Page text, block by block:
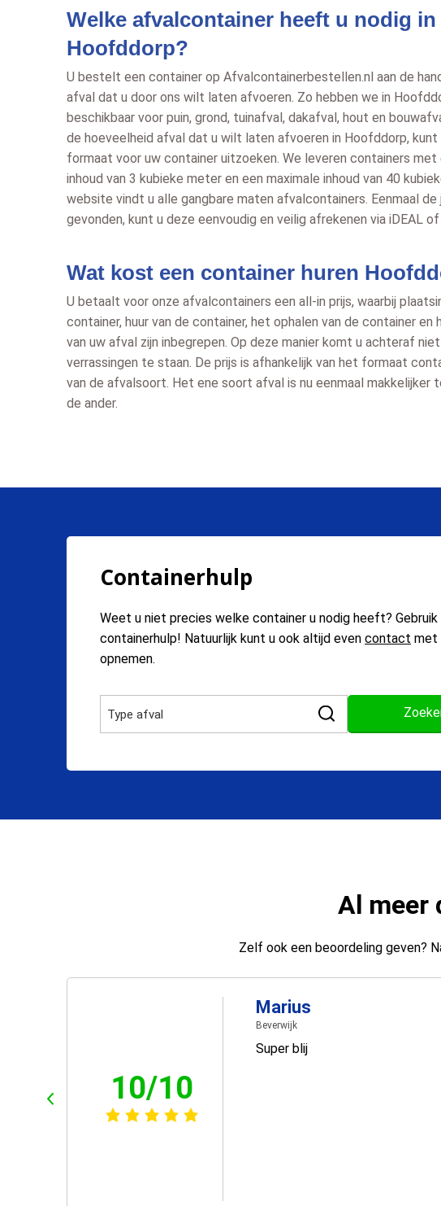
Welke afvalcontainer heeft u nodig in
Hoofddorp?
U bestelt een container op Afvalcontainerbestellen.nl aan de
afval dat u door ons wilt laten afvoeren. Zo hebben we in
beschikbaar voor puin, grond, tuinafval, dakafval, hout en
de hoeveelheid afval dat u wilt laten afvoeren in Hoofddorp, kunt
formaat voor uw container uitzoeken. We leveren containers met
inhoud van 3 kubieke meter en een maximale inhoud van 40
website vindt u alle gangbare maten afvalcontainers. Eenmaal
gevonden, kunt u deze eenvoudig en veilig afrekenen via iDEAL
Wat kost een container huren
U betaalt voor onze afvalcontainers een all-in prijs, waarbij
container, huur van de container, het ophalen van de container en
van uw afval zijn inbegrepen. Op deze manier komt u achteraf
verrassingen te staan. De prijs is afhankelijk van het formaat
van de afvalsoort. Het ene soort afval is nu eenmaal makkelijker
de ander.
Containerhulp
Weet u niet precies welke container u nodig heeft? Gebruik
containerhulp! Natuurlijk kunt u ook altijd even contact met
opnemen.
Al meer
Zelf ook een beoordeling geven?
10/10
Marius
Beverwijk
Super blij